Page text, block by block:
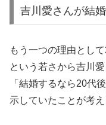
吉川愛さんが結
もう一つの理由とし
という若さから吉川
「結婚するなら20代
示していたことが考え